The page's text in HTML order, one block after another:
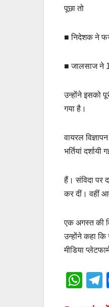
पूछा तो
■ निदेशक ने
■ जालसाज ने
उन्होंने इसको
गया है।
वायरल
भर्तियां दर्शायी
हैं। संविदा पर
कर दीं। वहीं
एक अगस्त की
उन्होंने कहा
मीडिया
W